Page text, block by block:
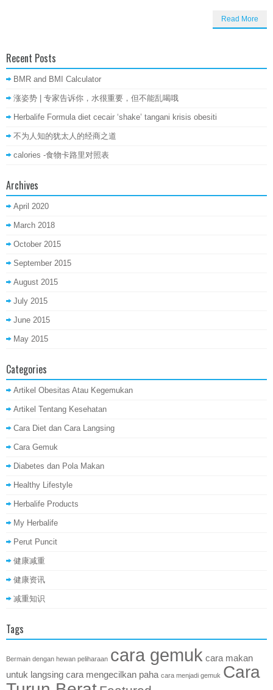
Read More
Recent Posts
BMR and BMI Calculator
涨姿势 | 专家告诉你，水很重要，但不能乱喝哦
Herbalife Formula diet cecair ‘shake’ tangani krisis obesiti
不为人知的犹太人的经商之道
calories -食物卡路里对照表
Archives
April 2020
March 2018
October 2015
September 2015
August 2015
July 2015
June 2015
May 2015
Categories
Artikel Obesitas Atau Kegemukan
Artikel Tentang Kesehatan
Cara Diet dan Cara Langsing
Cara Gemuk
Diabetes dan Pola Makan
Healthy Lifestyle
Herbalife Products
My Herbalife
Perut Puncit
健康减重
健康资讯
减重知识
Tags
Bermain dengan hewan peliharaan cara gemuk cara makan
untuk langsing cara mengecilkan paha cara menjadi gemuk Cara